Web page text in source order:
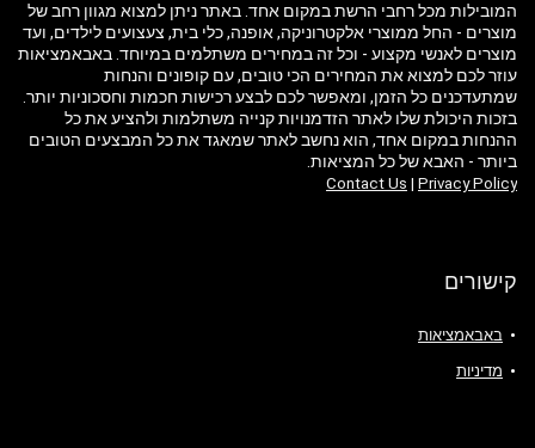
המובילות מכל רחבי הרשת במקום אחד. באתר ניתן למצוא מגוון רחב של
מוצרים - החל ממוצרי אלקטרוניקה, אופנה, כלי בית, צעצועים לילדים, ועד
מוצרים לאנשי מקצוע - וכל זה במחירים משתלמים במיוחד. באבאמציאות
עוזר לכם למצוא את המחירים הכי טובים, עם קופונים והנחות
שמתעדכנים כל הזמן, ומאפשר לכם לבצע רכישות חכמות וחסכוניות יותר.
בזכות היכולת שלו לאתר הזדמנויות קנייה משתלמות ולהציע את כל
ההנחות במקום אחד, הוא נחשב לאתר שמאגד את כל המבצעים הטובים
ביותר - האבא של כל המציאות.
Contact Us | Privacy Policy
קישורים
באבאמציאות
מדיניות